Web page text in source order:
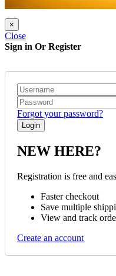
×
Close
Sign in Or Register
Forgot your password?
NEW HERE?
Registration is free and
Faster checkout
Save multiple
View and track
Create an account